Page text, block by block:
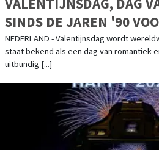
VALENTIJNSDAG, DAG
SINDS DE JAREN '90
COMMERCIEEL SUCCES
NEDERLAND - Valentijnsdag wordt
staat bekend als een dag van romantiek
uitbundig [...]